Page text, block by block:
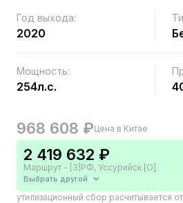
Год выхода:
2020
Мощность:
254л.с.
968 608 ₽Цена в Китае
2 419 632 ₽
Маршрут - [3]РФ, Уссурийск [О]
Выбрать другой
утилизационный сбор расчитывается